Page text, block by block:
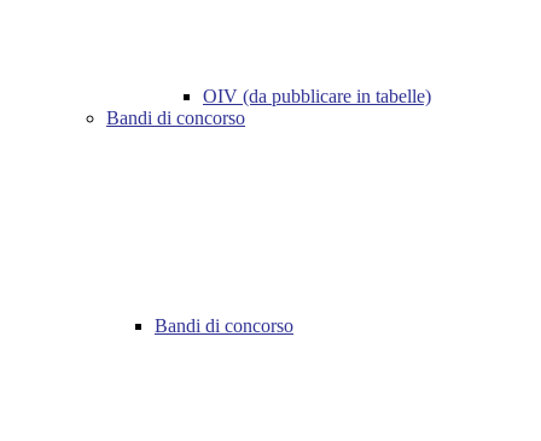
OIV (da pubblicare in tabelle)
Bandi di concorso
Bandi di concorso